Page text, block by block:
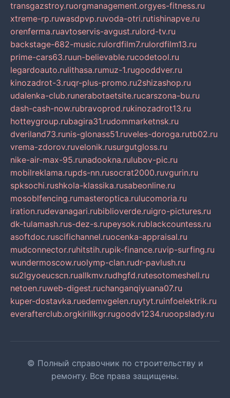
transgazstroy.ruorgmanagement.orgyes-fitness.ru
xtreme-rp.ruwasdpvp.ruvoda-otri.rutishinapve.ru
orenferma.ruavtoservis-avgust.rulord-tv.ru
backstage-682-music.rulordfilm7.rulordfilm13.ru
prime-cars63.ruun-believable.rucodetool.ru
legardoauto.rulithasa.rumuz-1.rugooddver.ru
kinozadrot-3.ruqr-plus-promo.ru2shizashop.ru
udalenka-club.runerabotaetsite.rucarszona-bu.ru
dash-cash-now.rubravoprod.rukinozadrot13.ru
hotteygroup.rubagira31.rudommarketnsk.ru
dveriland73.runis-glonass51.ruveles-doroga.rutb02.ru
vrema-zdorov.ruvelonik.rusurgutgloss.ru
nike-air-max-95.runadookna.rulubov-pic.ru
mobilreklama.rupds-nn.rusocrat2000.ruvgurin.ru
spksochi.rushkola-klassika.rusabeonline.ru
mosoblfencing.rumasteroptica.rulucomoria.ru
iration.rudevanagari.rubiblioverde.ruigro-pictures.ru
dk-tulamash.rus-dez-s.rupeysok.rublackcountess.ru
asoftdoc.ruscifichannel.ruocenka-appraisal.ru
mudconnector.ruhitstih.rupik-finance.ruvip-surfing.ru
wundermoscow.ruolymp-clan.rudr-pavlush.ru
su2lgyoeucscn.ruallkmv.rudhgfd.rutesotomeshell.ru
netoen.ruweb-digest.ruchanganqiyuana07.ru
kuper-dostavka.ruedemvgelen.ruytyt.ruinfoelektrik.ru
everafterclub.orgkirillkgr.rugoodv1234.ruoopslady.ru
© Полный справочник по строительству и
ремонту. Все права защищены.